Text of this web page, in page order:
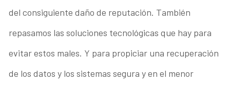
del consiguiente daño de reputación. También
repasamos las soluciones tecnológicas que hay para
evitar estos males. Y para propiciar una recuperación
de los datos y los sistemas segura y en el menor